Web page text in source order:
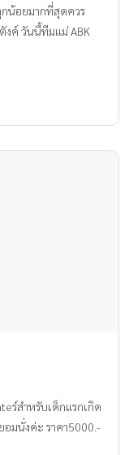
กน้อยมากที่สุดควร
งค์ วันนี้ทีมแม่ ABK
ร์สำหรับเด็กแรกเกิด
อมนั่งค่ะ ราคา5000.-